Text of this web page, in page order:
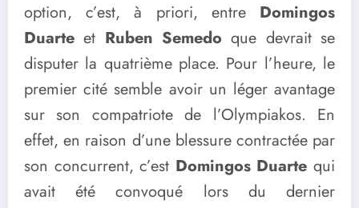
option, c’est, à priori, entre Domingos
Duarte et Ruben Semedo que devrait se
disputer la quatrième place. Pour l’heure, le
premier cité semble avoir un léger avantage
sur son compatriote de l’Olympiakos. En
effet, en raison d’une blessure contractée par
son concurrent, c’est Domingos Duarte qui
avait été convoqué lors du dernier